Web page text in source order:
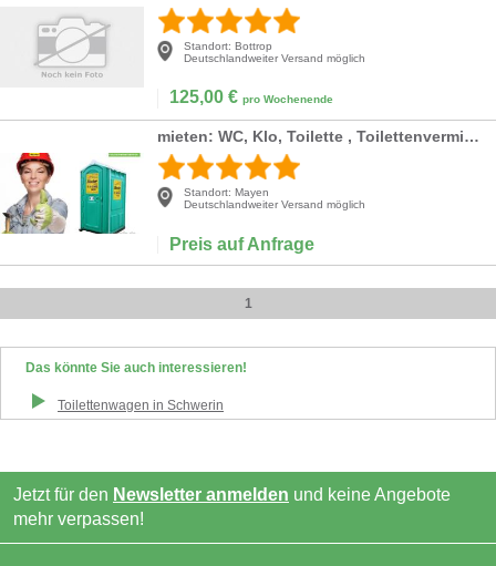
Standort: Bottrop
Deutschlandweiter Versand möglich
125,00 € pro Wochenende
mieten: WC, Klo, Toilette , Toilettenvermietung
Standort: Mayen
Deutschlandweiter Versand möglich
Preis auf Anfrage
1
Das könnte Sie auch interessieren!
Toilettenwagen in Schwerin
Jetzt für den Newsletter anmelden und keine Angebote
mehr verpassen!